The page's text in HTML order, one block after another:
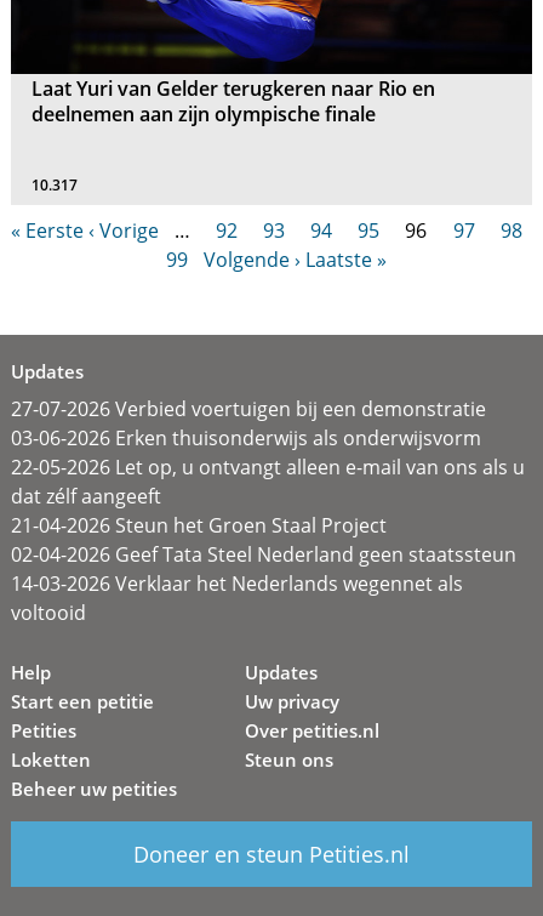
Laat Yuri van Gelder terugkeren naar Rio en
deelnemen aan zijn olympische finale
10.317
« Eerste‹ Vorige … 92 93 94 95 96 97
98
99 Volgende › Laatste »
Updates
27-07-2026 Verbied voertuigen bij een demonstratie
03-06-2026 Erken thuisonderwijs als onderwijsvorm
22-05-2026 Let op, u ontvangt alleen e-mail van ons als u
dat zélf aangeeft
21-04-2026 Steun het Groen Staal Project
02-04-2026 Geef Tata Steel Nederland geen staatssteun
14-03-2026 Verklaar het Nederlands wegennet als
voltooid
Help
Start een petitie
Petities
Loketten
Beheer uw petities
Updates
Uw privacy
Over petities.nl
Steun ons
Doneer en steun Petities.nl